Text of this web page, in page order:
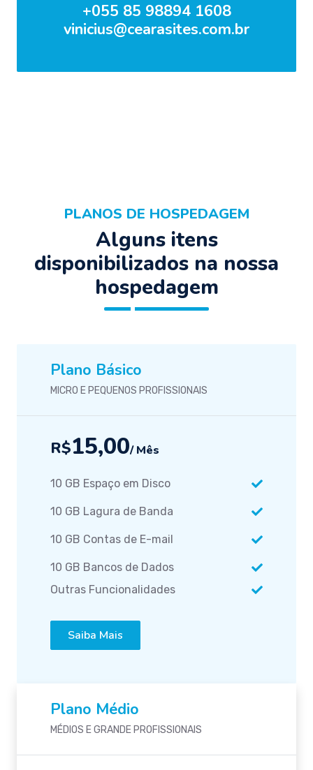
+055 85 98894 1608
vinicius@cearasites.com.br
PLANOS DE HOSPEDAGEM
Alguns itens
disponibilizados na nossa
hospedagem
Plano Básico
MICRO E PEQUENOS PROFISSIONAIS
R$15,00/ Mês
10 GB Espaço em Disco
10 GB Lagura de Banda
10 GB Contas de E-mail
10 GB Bancos de Dados
Outras Funcionalidades
Saiba Mais
Plano Médio
MÉDIOS E GRANDE PROFISSIONAIS